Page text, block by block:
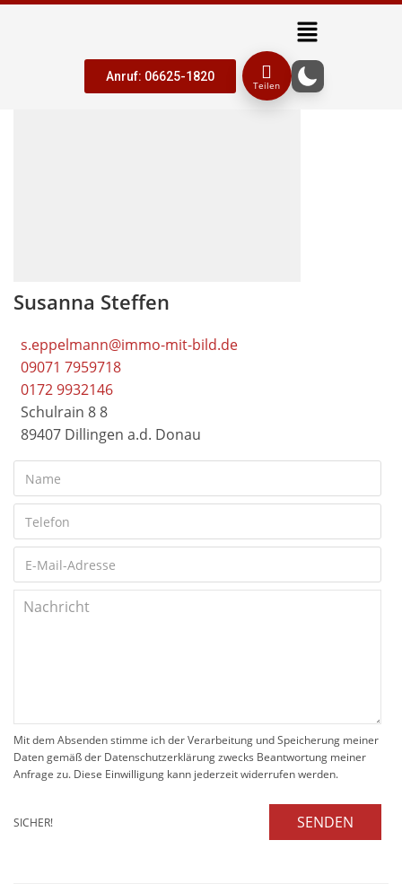
Anruf: 06625-1820
Teilen
Susanna Steffen
s.eppelmann@immo-mit-bild.de
09071 7959718
0172 9932146
Schulrain 8 8
89407 Dillingen a.d. Donau
Mit dem Absenden stimme ich der Verarbeitung und Speicherung meiner
Daten gemäß der Datenschutzerklärung zwecks Beantwortung meiner
Anfrage zu. Diese Einwilligung kann jederzeit widerrufen werden.
SICHER! SENDEN